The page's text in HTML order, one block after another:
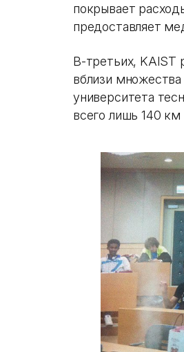
покрывает
предоставляет
В-третьих, KAIST
вблизи
университета
всего лишь 140 км